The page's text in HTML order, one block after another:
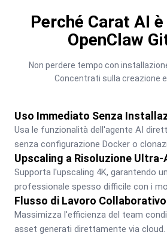
Perché Carat AI
OpenClaw
Non perdere tempo con
Concentrati sulla creazione
Uso Immediato Senza
Usa le funzionalità dell'agente AI
senza configurazione Docker o
Upscaling a Risoluzione Ultra-
Supporta l'upscaling 4K, garantendo
professionale spesso difficile con i
Flusso di Lavoro
Massimizza l'efficienza del team
asset generati direttamente via cloud.